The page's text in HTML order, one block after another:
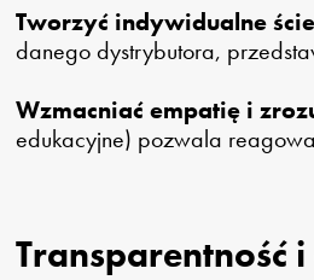
Tworzyć indywidualne
danego dystrybutora,
Wzmacniać empatię i
edukacyjne) pozwala
Transparentność